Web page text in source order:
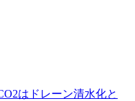
はドレーン清水化と